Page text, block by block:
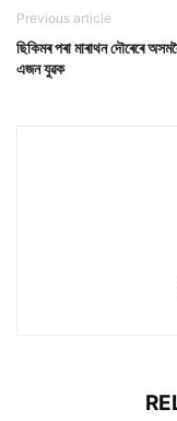
Previous article
ছিকিমৰ পৰা মাৰাথন দৌৰেৰে
এজন যুৱক